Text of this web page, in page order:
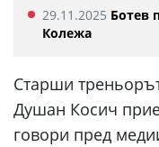
29.11.2025 Ботев
Колежа
Старши
Душан Косич
говори пред